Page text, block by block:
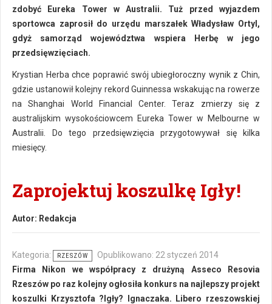
zdobyć Eureka Tower w Australii. Tuż przed wyjazdem
sportowca zaprosił do urzędu marszałek Władysław Ortyl,
gdyż samorząd województwa wspiera Herbę w jego
przedsięwzięciach.
Krystian Herba chce poprawić swój ubiegłoroczny wynik z Chin,
gdzie ustanowił kolejny rekord Guinnessa wskakując na rowerze
na Shanghai World Financial Center. Teraz zmierzy się z
australijskim wysokościowcem Eureka Tower w Melbourne w
Australii. Do tego przedsięwzięcia przygotowywał się kilka
miesięcy.
Zaprojektuj koszulkę Igły!
Autor: Redakcja
Kategoria: RZESZÓW
Opublikowano: 22 styczeń 2014
Firma Nikon we współpracy z drużyną Asseco Resovia
Rzeszów po raz kolejny ogłosiła konkurs na najlepszy projekt
koszulki Krzysztofa ?Igły? Ignaczaka. Libero rzeszowskiej